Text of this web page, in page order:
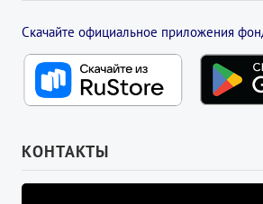
Скачайте официальное приложения
КОНТАКТЫ